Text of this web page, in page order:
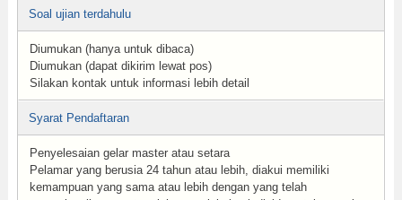
Soal ujian terdahulu
Diumukan (hanya untuk dibaca)
Diumukan (dapat dikirim lewat pos)
Silakan kontak untuk informasi lebih detail
Syarat Pendaftaran
Penyelesaian gelar master atau setara
Pelamar yang berusia 24 tahun atau lebih, diakui memiliki
kemampuan yang sama atau lebih dengan yang telah